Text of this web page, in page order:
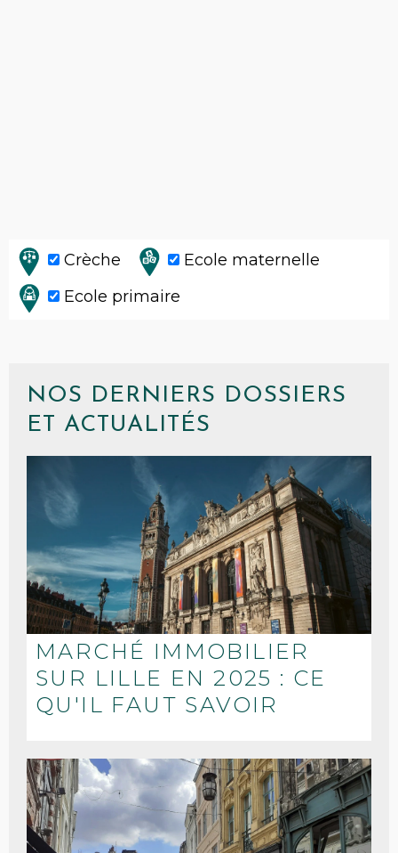
Crèche
Ecole maternelle
Ecole primaire
NOS DERNIERS DOSSIERS
ET ACTUALITÉS
MARCHÉ IMMOBILIER
SUR LILLE EN 2025 : CE
QU'IL FAUT SAVOIR